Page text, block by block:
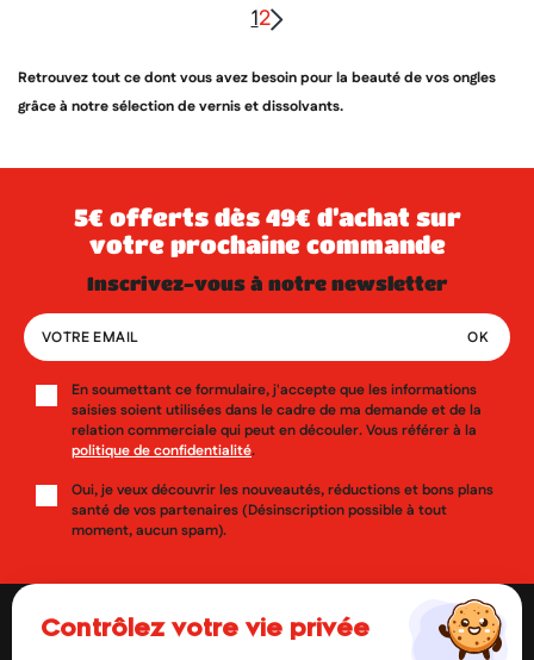
12
Retrouvez tout ce dont vous avez besoin pour la beauté de vos ongles
grâce à notre sélection de vernis et dissolvants.
5€ offerts dès 49€ d’achat sur
votre prochaine commande
inscrivez-vous à notre newsletter
En soumettant ce formulaire, j'accepte que les informations
saisies soient utilisées dans le cadre de ma demande et de la
relation commerciale qui peut en découler. Vous référer à la
politique de confidentialité.
Oui, je veux découvrir les nouveautés, réductions et bons plans
santé de vos partenaires (Désinscription possible à tout
moment, aucun spam).
contrôlez votre vie privée